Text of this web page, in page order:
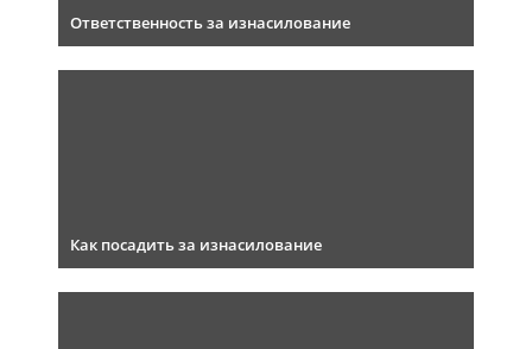
Ответственность за изнасилование
Как посадить за изнасилование